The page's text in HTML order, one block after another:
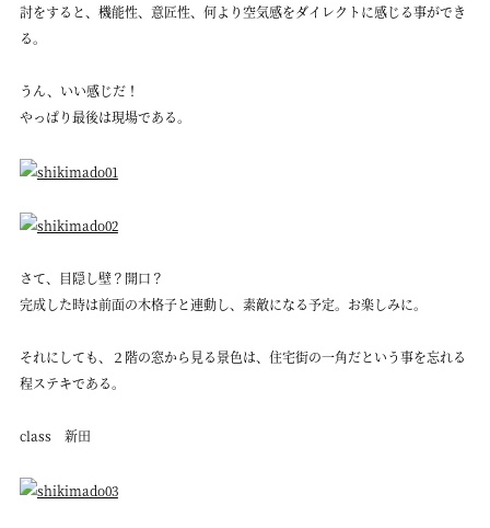
討をすると、機能性、意匠性、何より空気感をダイレクトに感じる事ができ
る。
うん、いい感じだ！
やっぱり最後は現場である。
さて、目隠し壁？開口？
完成した時は前面の木格子と連動し、素敵になる予定。お楽しみに。
それにしても、２階の窓から見る景色は、住宅街の一角だという事を忘れる
程ステキである。
class 新田